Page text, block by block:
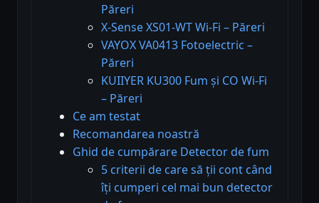
Păreri
X-Sense XS01-WT Wi-Fi – Păreri
VAYOX VA0413 Fotoelectric –
Păreri
KUIIYER KU300 Fum și CO Wi-Fi
– Păreri
Ce am testat
Recomandarea noastră
Ghid de cumpărare Detector de fum
5 criterii de care să ții cont când
îți cumperi cel mai bun detector